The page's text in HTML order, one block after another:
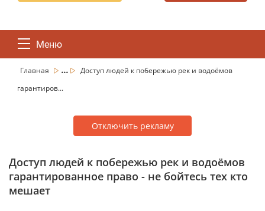
Меню
Главная ...
Доступ людей к побережью рек и водоёмов
гарантиров...
Отключить рекламу
Доступ людей к побережью рек и водоёмов
гарантированное право - не бойтесь тех кто
мешает